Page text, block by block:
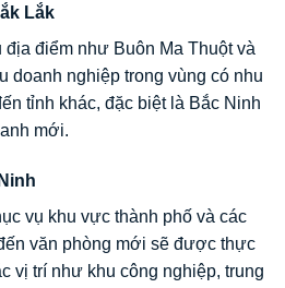
Lắk
điểm như Buôn Ma Thuột và
doanh nghiệp trong vùng có nhu
tỉnh khác, đặc biệt là Bắc Ninh
mới.
vụ khu vực thành phố và các
văn phòng mới sẽ được thực
vị trí như khu công nghiệp, trung